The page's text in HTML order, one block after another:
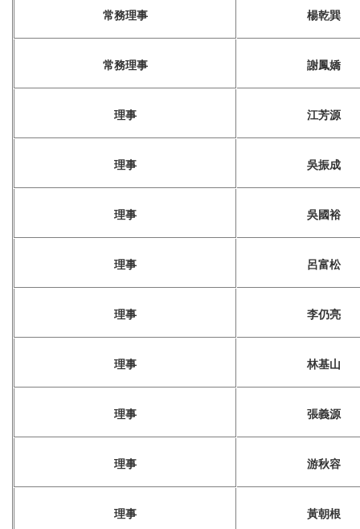
常務理事 楊乾巽
常務理事 謝鳳嬌
理事 江芳源
理事 吳振成
理事 吳國裕
理事 呂富松
理事 李仍亮
理事 林基山
理事 張義源
理事 游秋容
理事 黃朝根